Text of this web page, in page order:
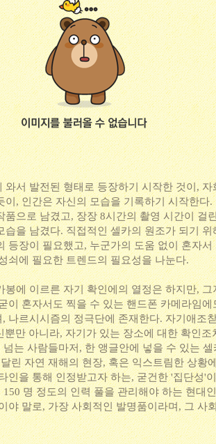
와서 발전된 형태로 등장하기 시작한 것이,
이, 인간은 자신의 모습을 기록하기 시작한다
품으로 남겼고, 장장 8시간의 촬영 시간이 걸
습을 남겼다. 직접적인 셀카의 원조가 되기
등장이 필요했고, 누군가의 도움 없이 혼자서
쇠에 필요한 트렌드의 필요성을 나눈다.
봉에 이르른 자기 확인에의 열정은 하지만,
이 혼자서도 찍을 수 있는 핸드폰 카메라임
나르시시즘의 정극단에 존재한다. 자기애조
만 아니라, 자기가 있는 장소에 대한 확인조
는 사람들마저, 한 앵글안에 넣을 수 있는
린 자연 재해의 현장, 혹은 익스트림한 상황
인을 통해 인정받고자 하는, 굳건한 '집단성'
명 정도의 인력 풀을 관리해야 하는 현대
야 말로, 가장 사회적인 발명품이라며, 그 사